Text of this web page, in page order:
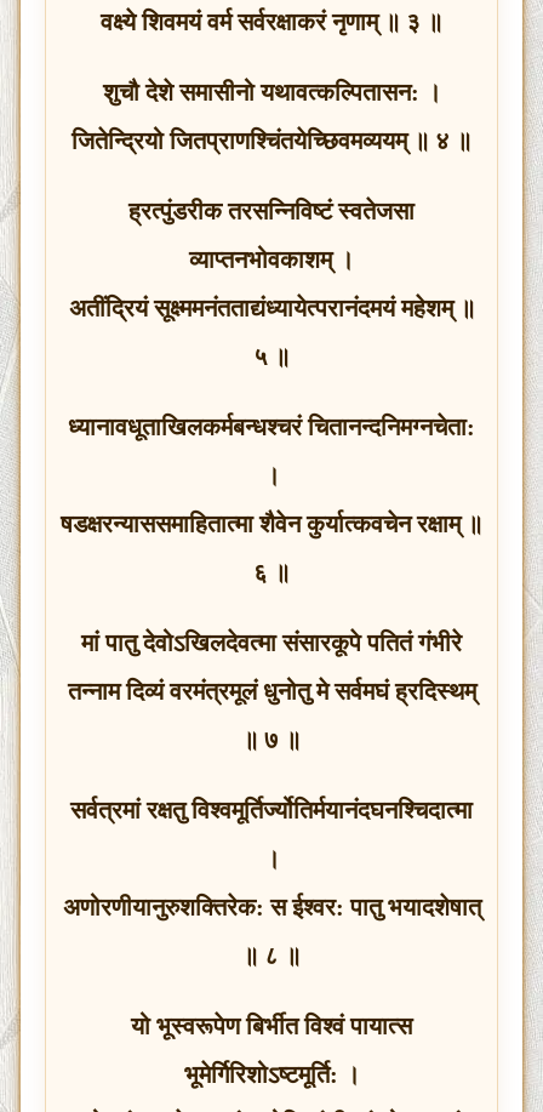
वक्ष्ये शिवमयं वर्म सर्वरक्षाकरं नृणाम् ॥ ३ ॥
शुचौ देशे समासीनो यथावत्कल्पितासन: ।
जितेन्द्रियो जितप्राणश्‍चिंतयेच्छिवमव्ययम् ॥ ४ ॥
ह्रत्पुंडरीक तरसन्निविष्टं स्वतेजसा
व्याप्तनभोवकाशम् ।
अतींद्रियं सूक्ष्ममनंतताद्यंध्यायेत्परानंदमयं महेशम् ॥
५ ॥
ध्यानावधूताखिलकर्मबन्धश्‍चरं चितानन्दनिमग्नचेता:
।
षडक्षरन्याससमाहितात्मा शैवेन कुर्यात्कवचेन रक्षाम् ॥
६ ॥
मां पातु देवोऽखिलदेवत्मा संसारकूपे पतितं गंभीरे
तन्नाम दिव्यं वरमंत्रमूलं धुनोतु मे सर्वमघं ह्रदिस्थम्
॥ ७ ॥
सर्वत्रमां रक्षतु विश्‍वमूर्तिर्ज्योतिर्मयानंदघनश्‍चिदात्मा
।
अणोरणीयानुरुशक्‍तिरेक: स ईश्‍वर: पातु भयादशेषात्
॥ ८ ॥
यो भूस्वरूपेण बिर्भीत विश्‍वं पायात्स
भूमेर्गिरिशोऽष्टमूर्ति: ।